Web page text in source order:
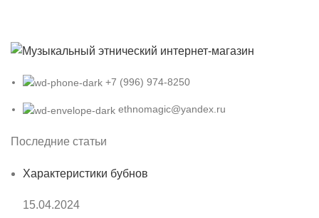
+7 (996) 974-8250
ethnomagic@yandex.ru
Последние статьи
Характеристики бубнов
15.04.2024